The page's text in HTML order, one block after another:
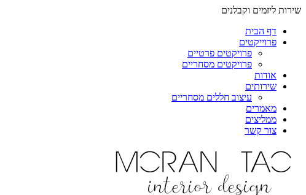
שירות ליזמים וקבלנים
דף הבית
פרוייקטים
פרויקטים פרטיים
פרויקטים מסחריים
אודות
שירותים
עיצוב חללים מסחריים
מאמרים
ממליצים
צור קשר